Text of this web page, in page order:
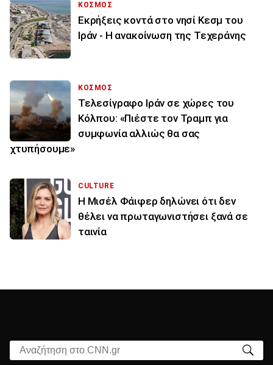
ΚΟΣΜΟΣ
Εκρήξεις κοντά στο νησί Κεσμ του
Ιράν - Η ανακοίνωση της Τεχεράνης
ΚΟΣΜΟΣ
Τελεσίγραφο Ιράν σε χώρες του
Κόλπου: «Πιέστε τον Τραμπ για
συμφωνία αλλιώς θα σας
χτυπήσουμε»
CULTURE
Η Μισέλ Φάιφερ δηλώνει ότι δεν
θέλει να πρωταγωνιστήσει ξανά σε
ταινία
Αναζήτηση στο CNN.gr